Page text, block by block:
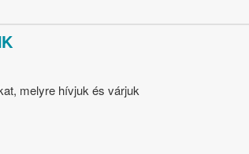
melyre hívjuk és várjuk